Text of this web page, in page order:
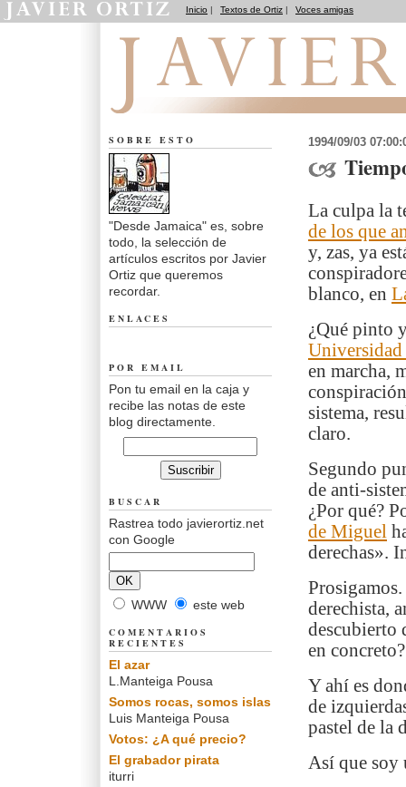
Inicio | Textos de Ortiz | Voces amigas
1994/09/03
La culpa la
de los que
y, zas, ya
blanco, en
¿Qué pinto
Universidad
en marcha,
sistema,
claro.
Segundo
de anti-
¿Por qué?
de Miguel
derechas».
derechista,
descubierto
en
Y ahí es
de
pastel de la
Así que soy
SOBRE ESTO
"Desde Jamaica" es, sobre
todo, la selección de
artículos escritos por Javier
Ortiz que queremos
recordar.
ENLACES
POR EMAIL
Pon tu email en la caja y
recibe las notas de este
blog directamente.
BUSCAR
Rastrea todo javierortiz.net
con Google
WWW este web
COMENTARIOS
RECIENTES
El azar
L.Manteiga Pousa
Somos rocas, somos islas
Luis Manteiga Pousa
Votos: ¿A qué precio?
El grabador pirata
iturri